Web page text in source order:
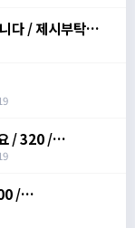
다 / 제시부탁드
/ 320 /
/
sqsdWdbh